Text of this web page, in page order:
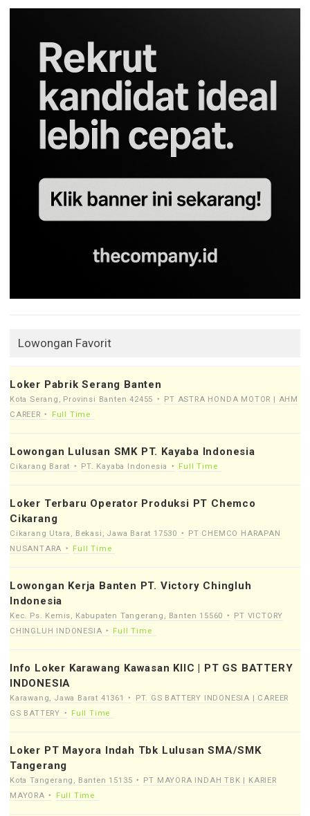
Lowongan Favorit
Loker Pabrik Serang Banten
Kota Serang, Provinsi Banten 42455
PT ASTRA HONDA MOTOR | AHM
CAREER
Full Time
Lowongan Lulusan SMK PT. Kayaba Indonesia
Cikarang Barat PT. Kayaba Indonesia Full Time
Loker Terbaru Operator Produksi PT Chemco
Cikarang
Cikarang Utara, Bekasi, Jawa Barat 17530
PT CHEMCO HARAPAN
NUSANTARA
Full Time
Lowongan Kerja Banten PT. Victory Chingluh
Indonesia
Kec. Ps. Kemis, Kabupaten Tangerang, Banten 15560
PT VICTORY
CHINGLUH INDONESIA
Full Time
Info Loker Karawang Kawasan KIIC | PT GS BATTERY
INDONESIA
Karawang, Jawa Barat 41361
PT. GS BATTERY INDONESIA | CAREER
GS BATTERY
Full Time
Loker PT Mayora Indah Tbk Lulusan SMA/SMK
Tangerang
Kota Tangerang, Banten 15135
PT MAYORA INDAH TBK | KARIER
MAYORA
Full Time